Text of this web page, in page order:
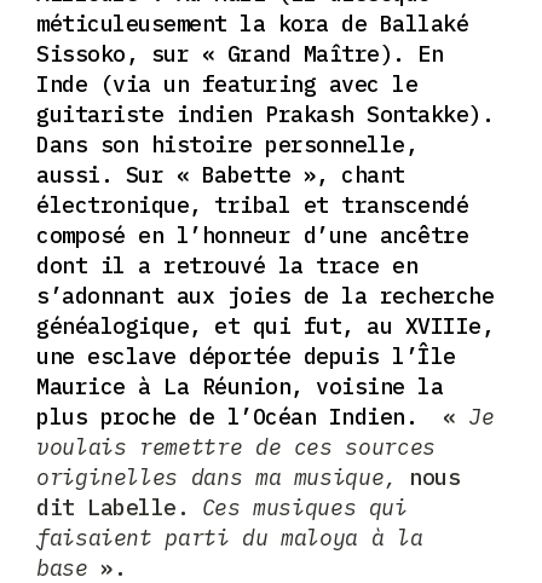
méticuleusement la kora de Ballaké
Sissoko, sur « Grand Maître) . En
Inde (via un featuring avec le
guitariste indien Prakash Sontakke).
Dans son histoire personnelle,
aussi. Sur « Babette », chant
électronique, tribal et transcendé
composé en l’honneur d’une ancêtre
dont il a retrouvé la trace en
s’adonnant aux joies de la recherche
généalogique, et qui fut, au XVIIIe,
une esclave déportée depuis l’Île
Maurice à La Réunion, voisine la
plus proche de l’Océan Indien. « Je
voulais remettre de ces sources
originelles dans ma musique,
nous
dit Labelle. Ces musiques qui
faisaient parti du maloya à la
base ».